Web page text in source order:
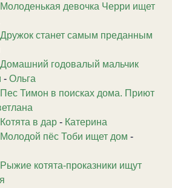
Молоденькая девочка Черри ищет
Дружок станет самым преданным
Домашний годовалый мальчик
- Ольга
Пес Тимон в поисках дома. Приют
Котята в дар - Катерина
Молодой пёс Тоби ищет дом -
Рыжие котята-проказники ищут